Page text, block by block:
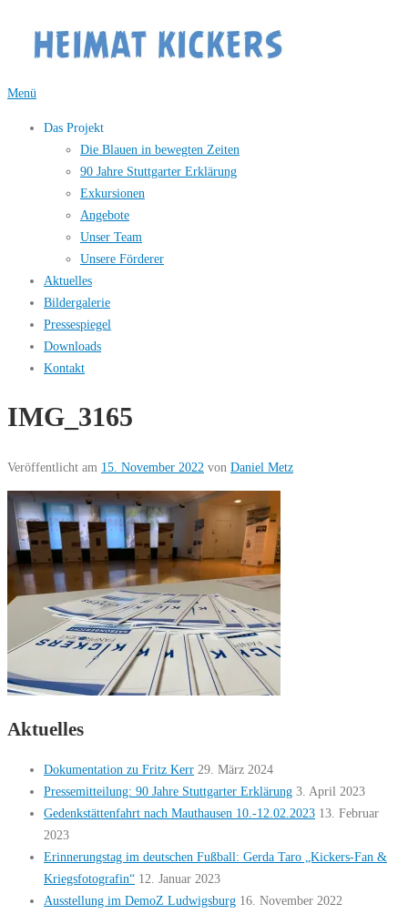
Inhalt
springen
Menü
Das Projekt
Die Blauen in bewegten Zeiten
90 Jahre Stuttgarter Erklärung
Exkursionen
Angebote
Unser Team
Unsere Förderer
Aktuelles
Bildergalerie
Pressespiegel
Downloads
Kontakt
IMG_3165
Veröffentlicht am 15. November 2022 von Daniel Metz
Aktuelles
Dokumentation zu Fritz Kerr 29. März 2024
Pressemitteilung: 90 Jahre Stuttgarter Erklärung 3. April 2023
Gedenkstättenfahrt nach Mauthausen 10.-12.02.2023 13. Februar
2023
Erinnerungstag im deutschen Fußball: Gerda Taro „Kickers-Fan &
Kriegsfotografin“ 12. Januar 2023
Ausstellung im DemoZ Ludwigsburg 16. November 2022